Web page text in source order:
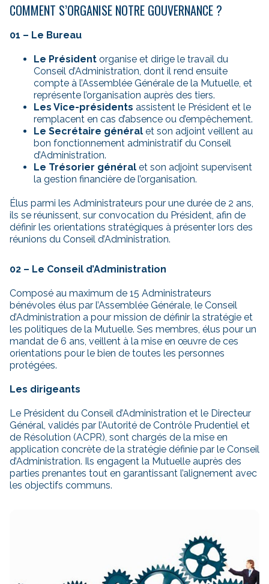
COMMENT S’ORGANISE NOTRE GOUVERNANCE ?
01 – Le Bureau
Le Président organise et dirige le travail du
Conseil d’Administration, dont il rend ensuite
compte à l’Assemblée Générale de la Mutuelle, et
représente l’organisation auprès des tiers.
Les Vice-présidents assistent le Président et le
remplacent en cas d’absence ou d’empêchement.
Le Secrétaire général et son adjoint veillent au
bon fonctionnement administratif du Conseil
d’Administration.
Le Trésorier général et son adjoint supervisent
la gestion financière de l’organisation.
Élus parmi les Administrateurs pour une durée de 2 ans,
ils se réunissent, sur convocation du Président, afin de
définir les orientations stratégiques à présenter lors des
réunions du Conseil d’Administration.
02 – Le Conseil d’Administration
Composé au maximum de 15 Administrateurs
bénévoles élus par l’Assemblée Générale, le Conseil
d’Administration a pour mission de définir la stratégie et
les politiques de la Mutuelle. Ses membres, élus pour un
mandat de 6 ans, veillent à la mise en œuvre de ces
orientations pour le bien de toutes les personnes
protégées.
Les dirigeants
Le Président du Conseil d’Administration et le Directeur
Général, validés par l’Autorité de Contrôle Prudentiel et
de Résolution (ACPR), sont chargés de la mise en
application concrète de la stratégie définie par le Conseil
d’Administration. Ils engagent la Mutuelle auprès des
parties prenantes tout en garantissant l’alignement avec
les objectifs communs.